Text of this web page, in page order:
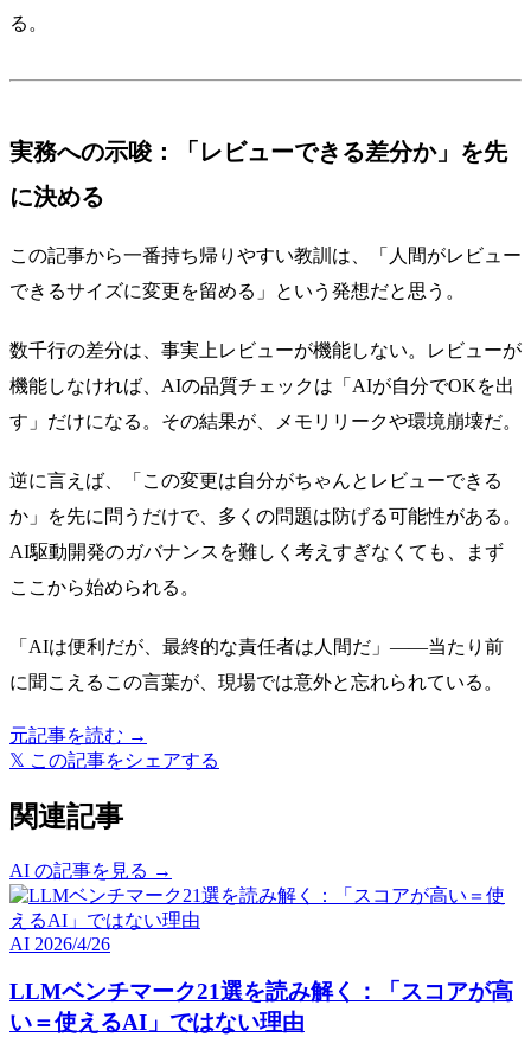
る。
実務への示唆：「レビューできる差分か」を先
に決める
この記事から一番持ち帰りやすい教訓は、「人間がレビュー
できるサイズに変更を留める」という発想だと思う。
数千行の差分は、事実上レビューが機能しない。レビューが
機能しなければ、AIの品質チェックは「AIが自分でOKを出
す」だけになる。その結果が、メモリリークや環境崩壊だ。
逆に言えば、「この変更は自分がちゃんとレビューできる
か」を先に問うだけで、多くの問題は防げる可能性がある。
AI駆動開発のガバナンスを難しく考えすぎなくても、まず
ここから始められる。
「AIは便利だが、最終的な責任者は人間だ」——当たり前
に聞こえるこの言葉が、現場では意外と忘れられている。
元記事を読む →
𝕏 この記事をシェアする
関連記事
AI の記事を見る →
AI 2026/4/26
LLMベンチマーク21選を読み解く：「スコアが高
い＝使えるAI」ではない理由